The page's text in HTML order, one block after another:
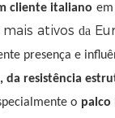
cliente italiano
ativos da
presença e
resistência
o palco